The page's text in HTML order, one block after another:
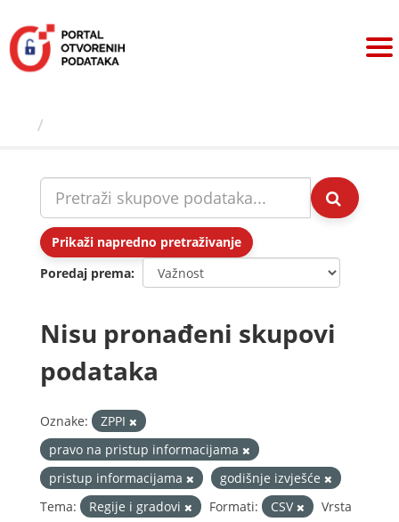
sadržaj
Prikaži napredno pretraživanje
Poredaj prema
Nisu pronađeni skupovi
podataka
Oznake:
ZPPI
pravo na pristup informacijama
pristup informacijama
godišnje izvješće
Tema:
Regije i gradovi Formati: CSV
Vrsta